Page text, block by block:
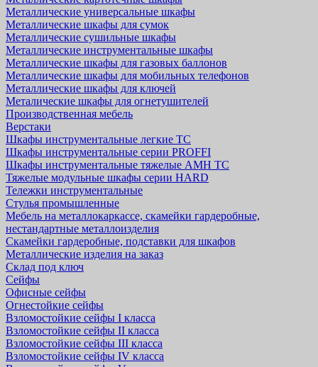
Металлические универсальные шкафы
Металлические шкафы для сумок
Металлические сушильные шкафы
Металлические инструментальные шкафы
Металлические шкафы для газовых баллонов
Металлические шкафы для мобильных телефонов
Металлические шкафы для ключей
Металические шкафы для огнетушителей
Производственная мебель
Верстаки
Шкафы инструментальные легкие ТС
Шкафы инструментальные серии PROFFI
Шкафы инструментальные тяжелые AMH TC
Тяжелые модульные шкафы серии HARD
Тележки инструментальные
Стулья промышленные
Мебель на металлокаркассе, скамейки гардеробные,
нестандартные металлоизделия
Скамейки гардеробные, подставки для шкафов
Металлические изделия на заказ
Склад под ключ
Сейфы
Офисные сейфы
Огнестойкие сейфы
Взломостойкие сейфы I класса
Взломостойкие сейфы II класса
Взломостойкие сейфы III класса
Взломостойкие сейфы IV класса